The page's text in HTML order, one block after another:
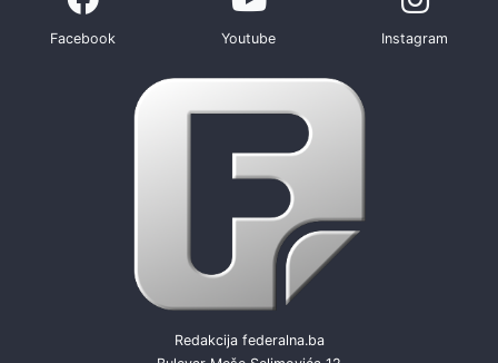
Facebook Youtube Instagram
Redakcija federalna.ba